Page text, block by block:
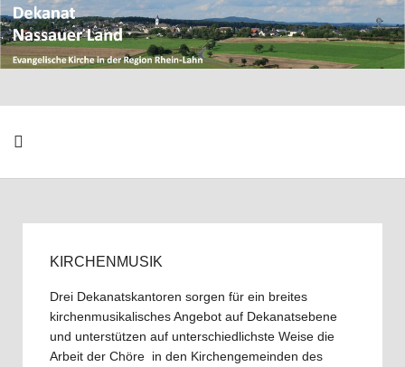
KIRCHENMUSIK
Drei Dekanatskantoren sorgen für ein breites
kirchenmusikalisches Angebot auf Dekanatsebene
und unterstützen auf unterschiedlichste Weise die
Arbeit der Chöre in den Kirchengemeinden des